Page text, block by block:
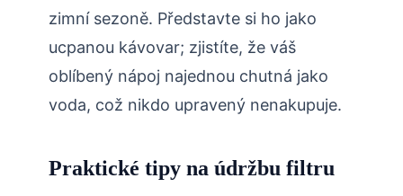
zimní sezoně. Představte si ho jako
ucpanou kávovar; zjistíte, že váš
oblíbený nápoj najednou chutná jako
voda, což nikdo upravený nenakupuje.
Praktické tipy na údržbu filtru